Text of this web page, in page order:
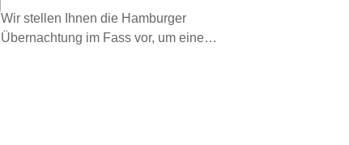
Wir stellen Ihnen die Hamburger
Übernachtung im Fass vor, um eine